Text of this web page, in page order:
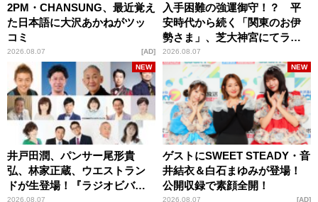
2PM・CHANSUNG、最近覚え
た日本語に大沢あかねがツッ
コミ
2026.08.07 AD
入手困難の強運御守！？ 平
安時代から続く「関東のお伊
勢さま」、芝大神宮にてラン
パンプスが合格祈願！
2026.08.07
井戸田潤、パンサー尾形貴
弘、林家正蔵、ウエストラン
ドが生登場！『ラジオビバリ
2026.08.07
NEW
ゲストにSWEET STEADY・音
井結衣＆白石まゆみが登場！
公開収録で素顔全開！
2026.08.07
NEW
AD